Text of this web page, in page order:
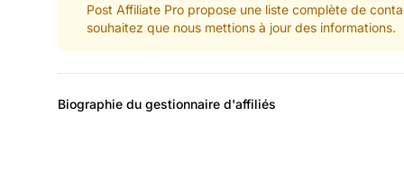
Post Affiliate Pro propose une liste complète de
souhaitez que nous mettions à jour des informations.
Biographie du gestionnaire d'affiliés